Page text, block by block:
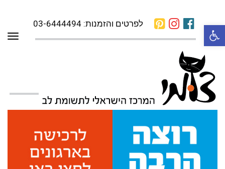
פתח סרגל נגישות לפרטים והזמנות: 03-6444494